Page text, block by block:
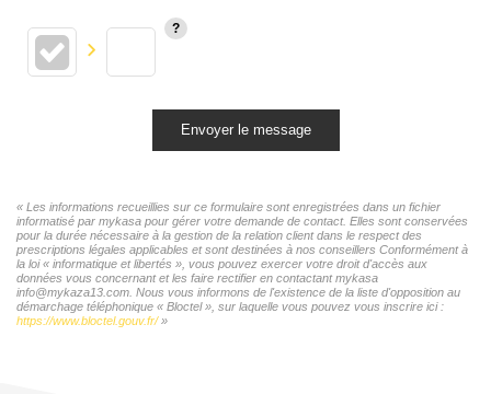
Envoyer le message
« Les informations recueillies sur ce formulaire sont enregistrées dans un fichier
informatisé par mykasa pour gérer votre demande de contact. Elles sont conservées
pour la durée nécessaire à la gestion de la relation client dans le respect des
prescriptions légales applicables et sont destinées à nos conseillers Conformément à
la loi « informatique et libertés », vous pouvez exercer votre droit d'accès aux
données vous concernant et les faire rectifier en contactant mykasa
info@mykaza13.com. Nous vous informons de l'existence de la liste d'opposition au
démarchage téléphonique « Bloctel », sur laquelle vous pouvez vous inscrire ici :
https://www.bloctel.gouv.fr/»